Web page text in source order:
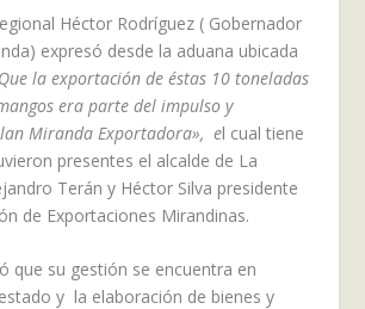
Héctor Rodríguez ( Gobernador
expresó desde la aduana ubicada
la exportación de éstas 10 toneladas
era parte del impulso y
Miranda Exportadora», el cual tiene
presentes el alcalde de La
Terán y Héctor Silva presidente
de Exportaciones Mirandinas.
que su gestión se encuentra en
y la elaboración de bienes y